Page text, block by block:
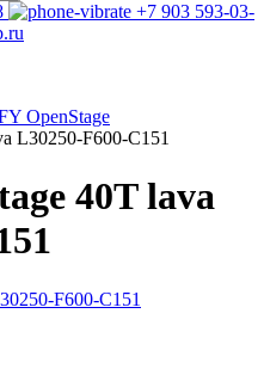
+7 903 593-03-
OpenStage
L30250-F600-C151
40T lava